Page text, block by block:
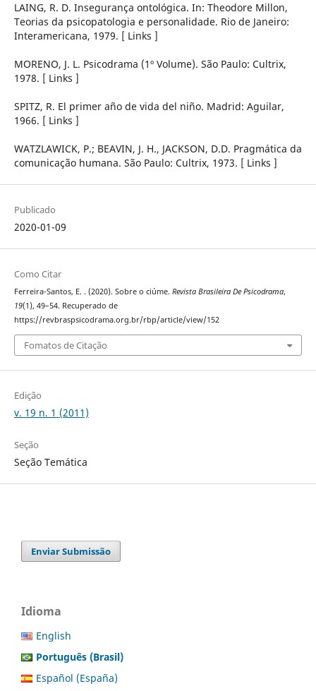
LAING, R. D. Insegurança ontológica. In: Theodore Millon,
Teorias da psicopatologia e personalidade. Rio de Janeiro:
Interamericana, 1979. [ Links ]
MORENO, J. L. Psicodrama (1º Volume). São Paulo: Cultrix,
1978. [ Links ]
SPITZ, R. El primer año de vida del niño. Madrid: Aguilar,
1966. [ Links ]
WATZLAWICK, P.; BEAVIN, J. H., JACKSON, D.D. Pragmática da
comunicação humana. São Paulo: Cultrix, 1973. [ Links ]
Publicado
2020-01-09
Como Citar
Ferreira-Santos, E. . (2020). Sobre o ciúme. Revista Brasileira De Psicodrama,
19(1), 49–54. Recuperado de
https://revbraspsicodrama.org.br/rbp/article/view/152
Fomatos de Citação
Edição
v. 19 n. 1 (2011)
Seção
Seção Temática
Enviar Submissão
Idioma
English
Português (Brasil)
Español (España)